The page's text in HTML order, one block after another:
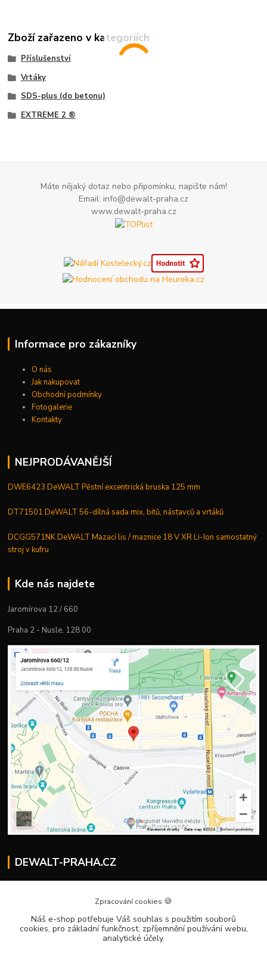
Zboží zařazeno v kategoriích
Příslušenství
Vrtáky
SDS-plus (do betonu)
EXTREME 2 ®
Máte nějaký dotaz nebo připomínku, napište nám!
Email: info@dewalt-praha.cz
www.dewalt-praha.cz
Informace pro zákazníky
O nás
Jak nakupovat
Obchodní podmínky
Fotogalerie
Kontakty
NEJPRODÁVANĚJŠÍ
DWE6423 DeWALT Pěstní excentrická bruska 125 mm
DT71501 DeWALT 56-dílná sada mix, bitů, nástavců a vrtáků
DCGG571NK DeWALT Mazací lis / maznice 18 V XR Li-Ion samostatný
stroj v kufru
Kde nás najdete
Jaromírova 12 / 660
Praha 2 - Nusle, 128 00
DEWALT-PRAHA.CZ
+420 224 936 535
info@dewalt-praha.cz
Zpracování cookies 🍪
Náš e-shop potřebuje Váš souhlas s použitím souborů
cookies, pro základní funkčnost, zpříjemnění používání webu,
analytické účely.